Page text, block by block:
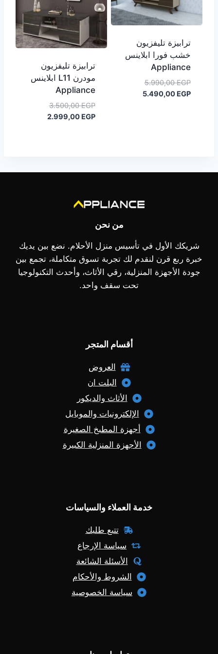
ترابيزة تليفزيون
خشب فورا ابلاينس
Appliance
5.990,00EGP
السعر
الأصلي5.490,00 EGP
ترابيزة تليفزيون
مودرن L11 ابلاينس
Appliance
3.500,00EGP
السعر
الأصلي2.999,00 EGP
السعر
من نحن
شريكك الأول في تأسيس منزل الأحلام. نضع بين يديك
خبرة ربع قرن لنقدم لك تجربة تسوق متكاملة، تجمع بين
جودة الأجهزة المنزلية، رقي الأثاث، وأحدث التكنولوجيا
تحت سقف واحد.
أقسام المتجر
العروض
البلت ان
الأثاث والديكور
الإلكترونيات والموبايل
أجهزة المطبخ الصغيرة
الأجهزة المنزلية الكبيرة
خدمة العملاء والسياسات
تتبع طلبك
سياسة الإرجاع
الأسئلة الشائعة
الشروط والأحكام
سياسة الخصوصية